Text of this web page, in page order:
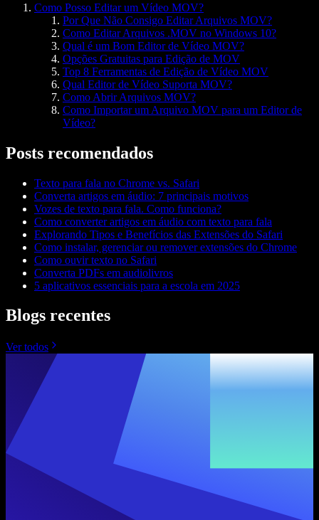
Como Posso Editar um Vídeo MOV?
Por Que Não Consigo Editar Arquivos MOV?
Como Editar Arquivos .MOV no Windows 10?
Qual é um Bom Editor de Vídeo MOV?
Opções Gratuitas para Edição de MOV
Top 8 Ferramentas de Edição de Vídeo MOV
Qual Editor de Vídeo Suporta MOV?
Como Abrir Arquivos MOV?
Como Importar um Arquivo MOV para um Editor de
Vídeo?
Posts recomendados
Texto para fala no Chrome vs. Safari
Converta artigos em áudio: 7 principais motivos
Vozes de texto para fala. Como funciona?
Como converter artigos em áudio com texto para fala
Explorando Tipos e Benefícios das Extensões do Safari
Como instalar, gerenciar ou remover extensões do Chrome
Como ouvir texto no Safari
Converta PDFs em audiolivros
5 aplicativos essenciais para a escola em 2025
Blogs recentes
Ver todos